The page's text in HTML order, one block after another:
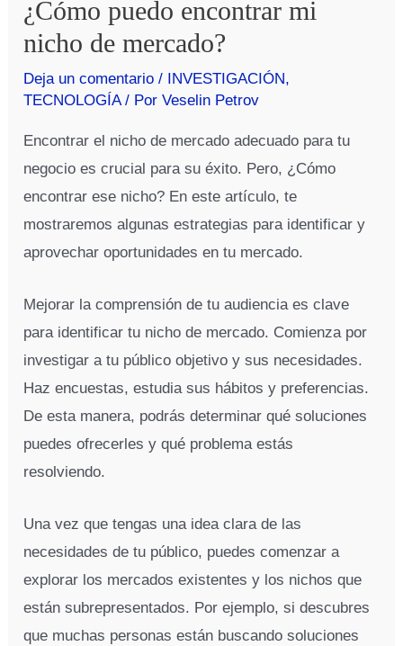
¿Cómo puedo encontrar mi
nicho de mercado?
Deja un comentario / INVESTIGACIÓN,
TECNOLOGÍA/ PorVeselin Petrov
Encontrar el nicho de mercado adecuado para tu
negocio es crucial para su éxito. Pero, ¿Cómo
encontrar ese nicho? En este artículo, te
mostraremos algunas estrategias para identificar y
aprovechar oportunidades en tu mercado.
Mejorar la comprensión de tu audiencia es clave
para identificar tu nicho de mercado. Comienza por
investigar a tu público objetivo y sus necesidades.
Haz encuestas, estudia sus hábitos y preferencias.
De esta manera, podrás determinar qué soluciones
puedes ofrecerles y qué problema estás
resolviendo.
Una vez que tengas una idea clara de las
necesidades de tu público, puedes comenzar a
explorar los mercados existentes y los nichos que
están subrepresentados. Por ejemplo, si descubres
que muchas personas están buscando soluciones